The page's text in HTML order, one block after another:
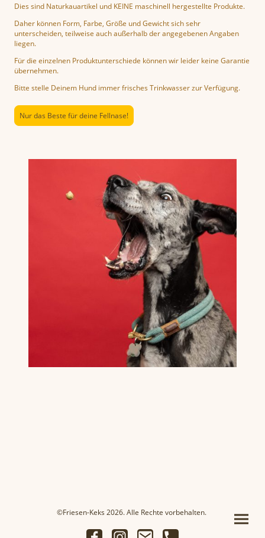
Dies sind Naturkauartikel und KEINE maschinell hergestellte Produkte.
Daher können Form, Farbe, Größe und Gewicht sich sehr
unterscheiden, teilweise auch außerhalb der angegebenen Angaben
liegen.
Für die einzelnen Produktunterschiede können wir leider keine Garantie
übernehmen.
Bitte stelle Deinem Hund immer frisches Trinkwasser zur Verfügung.
Nur das Beste für deine Fellnase!
©Friesen-Keks 2026. Alle Rechte vorbehalten.